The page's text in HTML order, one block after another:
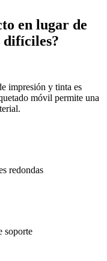
en lugar de
difíciles?
impresión y tinta es
móvil permite una
redondas
soporte